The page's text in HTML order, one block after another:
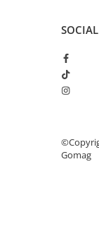
SOCIAL
Gomag